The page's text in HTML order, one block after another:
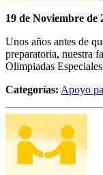
19 de Noviembre de
Unos años antes de
preparatoria, nuestra
Olimpiadas
Categorías: Apoyo